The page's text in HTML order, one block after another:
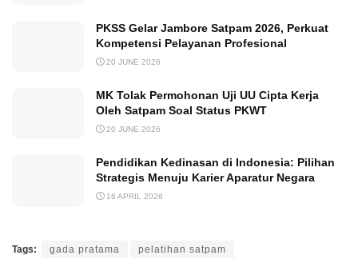
PKSS Gelar Jambore Satpam 2026, Perkuat
Kompetensi Pelayanan Profesional
20 JUNE 2026
MK Tolak Permohonan Uji UU Cipta Kerja
Oleh Satpam Soal Status PKWT
20 JUNE 2026
Pendidikan Kedinasan di Indonesia: Pilihan
Strategis Menuju Karier Aparatur Negara
16 APRIL 2026
Tags: gada pratama pelatihan satpam